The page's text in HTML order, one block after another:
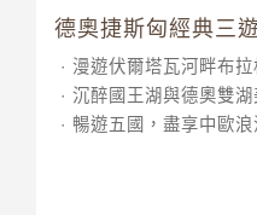
德奧捷斯匈經典三
漫遊伏爾塔瓦河畔布拉
沉醉國王湖與德奧雙
暢遊五國，盡享中歐